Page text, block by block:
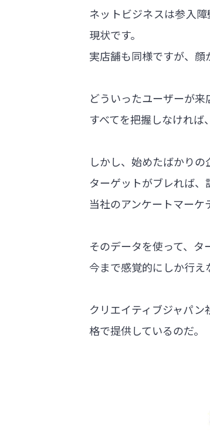
ネットビジネスは参入
現状です。
実店舗も同様ですが、顔
どういったユーザーが来
すべてを把握しなければ
しかし、始めたばかりの
ターゲットがブレれば、
当社のアンケートマー
そのデータを使って、
今まで感覚的にしか行
クリエイティブジャパ
格で提供しているのだ。